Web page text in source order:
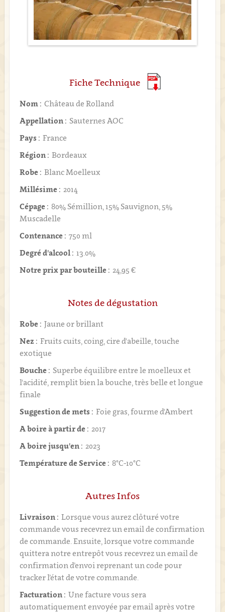
Fiche Technique
Nom : Château de Rolland
Appellation : Sauternes AOC
Pays : France
Région : Bordeaux
Robe : Blanc Moelleux
Millésime : 2014
Cépage : 80% Sémillion, 15% Sauvignon, 5%
Muscadelle
Contenance : 750 ml
Degré d'alcool : 13.0%
Notre prix par bouteille : 24,95 €
Notes de dégustation
Robe : Jaune or brillant
Nez : Fruits cuits, coing, cire d'abeille, touche
exotique
Bouche : Superbe équilibre entre le moelleux et
l'acidité, remplit bien la bouche, très belle et longue
finale
Suggestion de mets : Foie gras, fourme d'Ambert
A boire à partir de : 2017
A boire jusqu'en : 2023
Température de Service : 8°C-10°C
Autres Infos
Livraison : Lorsque vous aurez clôturé votre
commande vous recevrez un email de confirmation
de commande. Ensuite, lorsque votre commande
quittera notre entrepôt vous recevrez un email de
confirmation d’envoi reprenant un code pour
tracker l’état de votre commande.
Facturation : Une facture vous sera
automatiquement envoyée par email après votre